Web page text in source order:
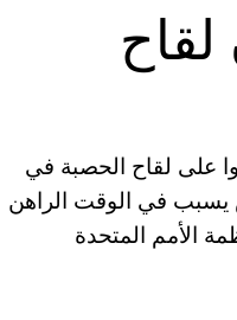
لقاح
طفل سنويا لم يحصلوا على لقاح الحصبة في
يسبب في الوقت الراهن
الأمم المتحدة